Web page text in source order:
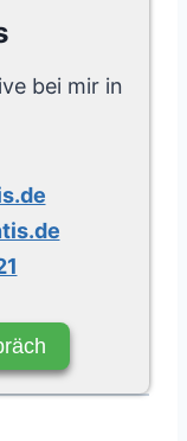
bei mir in